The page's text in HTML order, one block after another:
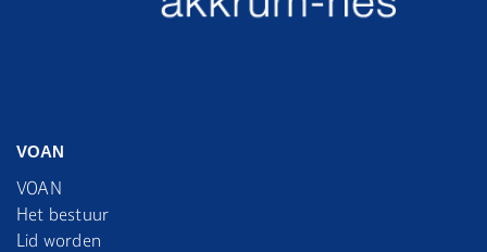
VOAN
VOAN
Het bestuur
Lid worden